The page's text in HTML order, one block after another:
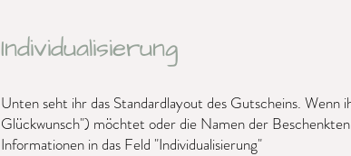
Individualisierung
Unten seht ihr das Standardlayout des Gutscheins.
Glückwunsch") möchtet oder die Namen der
Informationen in das Feld "Individualisierung"